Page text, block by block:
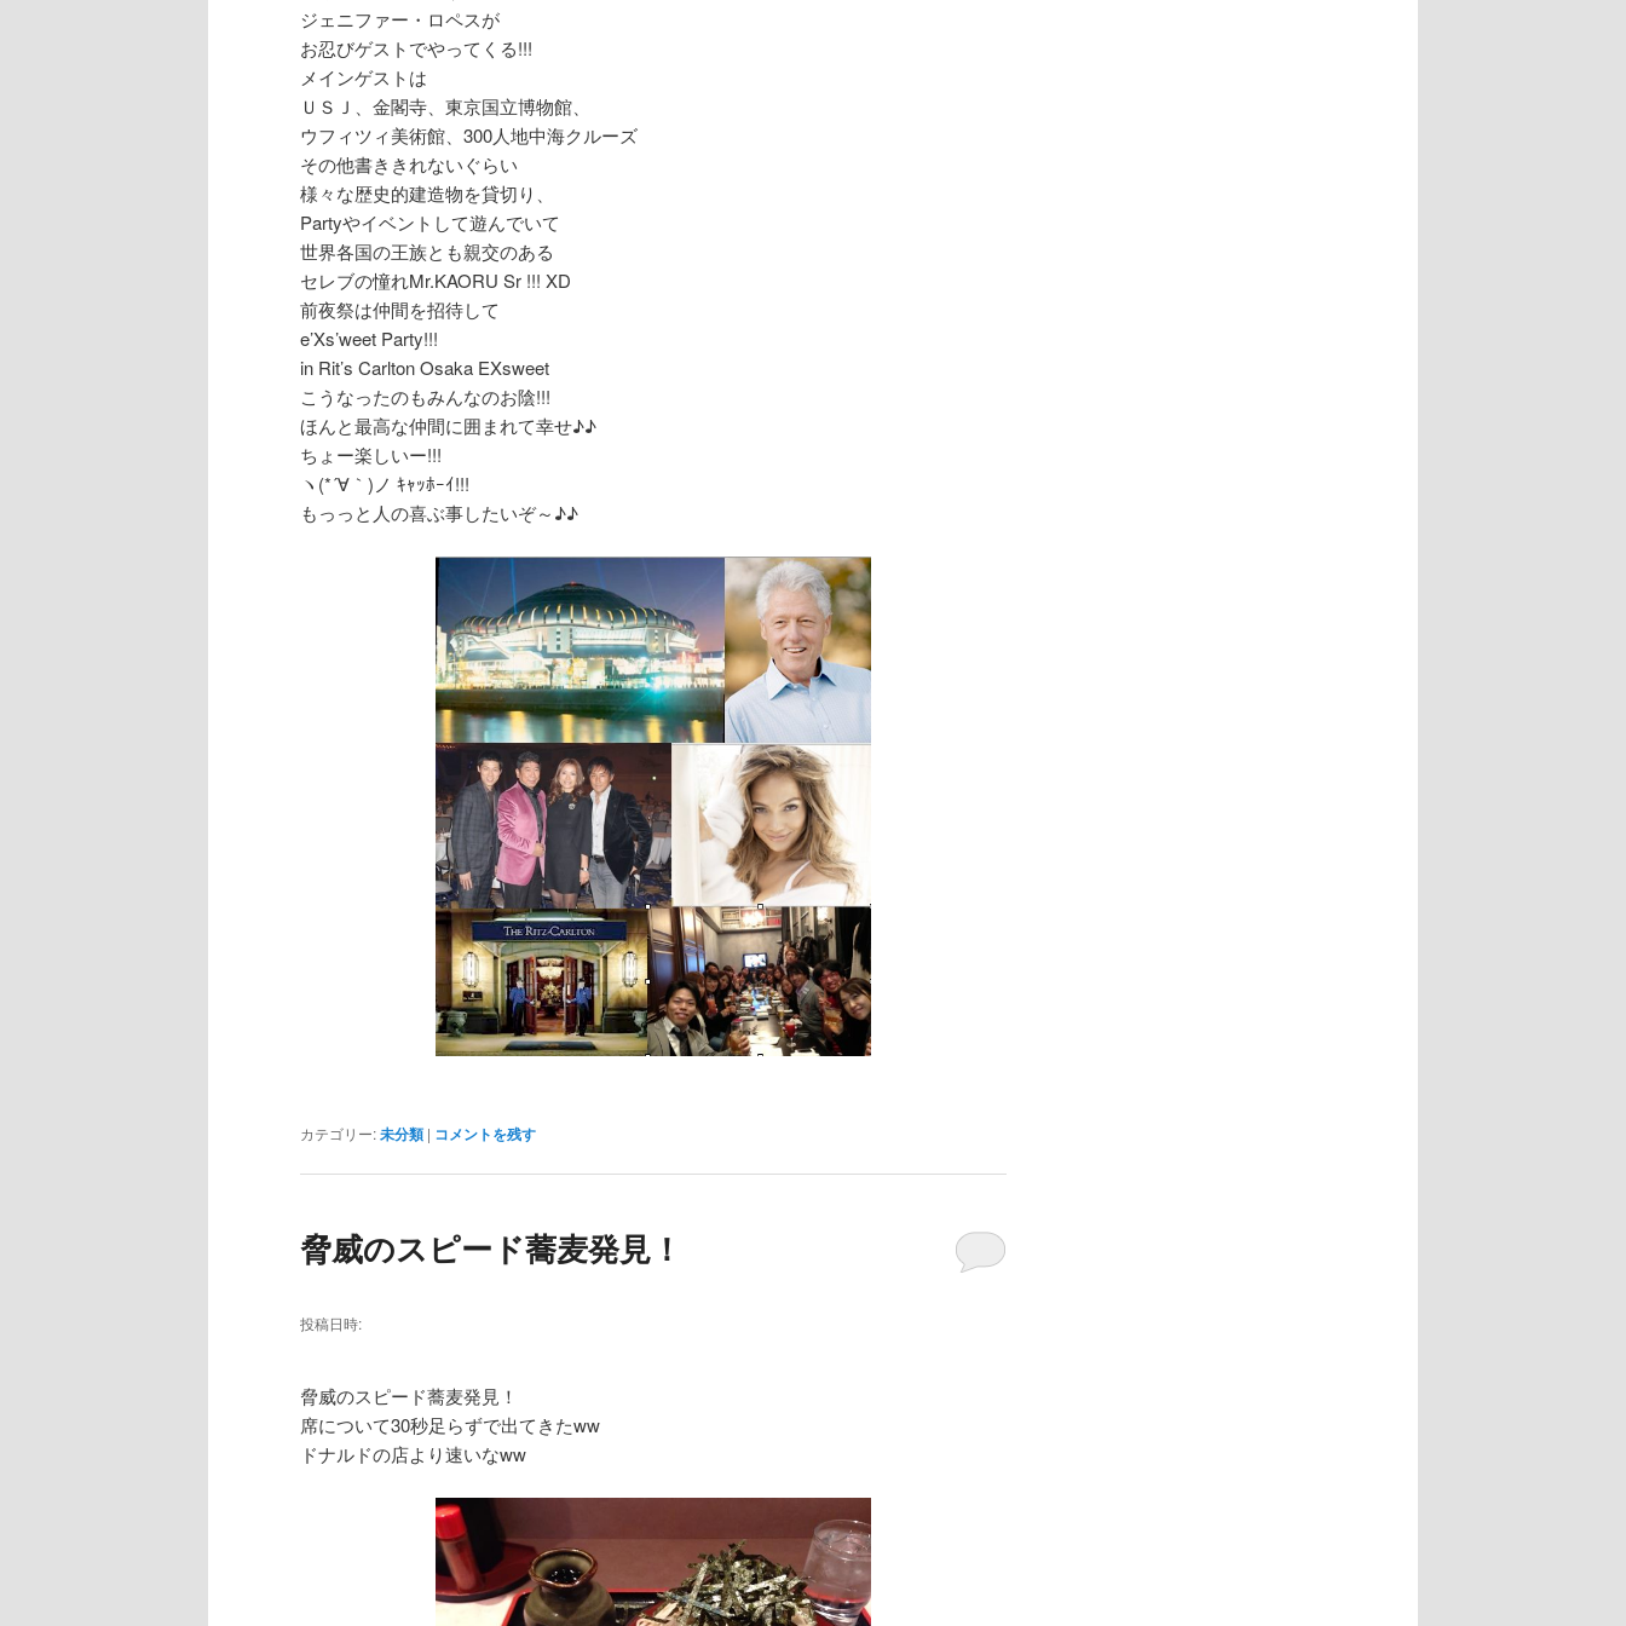
ジェニファー・ロペスが
お忍びゲストでやってくる!!!
メインゲストは
ＵＳＪ、金閣寺、東京国立博物館、
ウフィツィ美術館、300人地中海クルーズ
その他書ききれないぐらい
様々な歴史的建造物を貸切り、
Partyやイベントして遊んでいて
世界各国の王族とも親交のある
セレブの憧れMr.KAORU Sr !!! XD
前夜祭は仲間を招待して
e’Xs’weet Party!!!
in Rit’s Carlton Osaka EXsweet
こうなったのもみんなのお陰!!!
ほんと最高な仲間に囲まれて幸せ♪♪
ちょー楽しいー!!!
ヽ(*´∀｀)ノ ｷｬｯﾎｰｲ!!!
もっっと人の喜ぶ事したいぞ～♪♪
カテゴリー:未分類 | コメントを残す
脅威のスピード蕎麦発見！
投稿日時:
脅威のスピード蕎麦発見！
席について30秒足らずで出てきたww
ドナルドの店より速いなww